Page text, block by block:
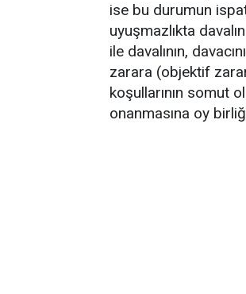
ise bu durumun
uyuşmazlıkta
ile davalının,
zarara (objektif
koşullarının somut
onanmasına oy